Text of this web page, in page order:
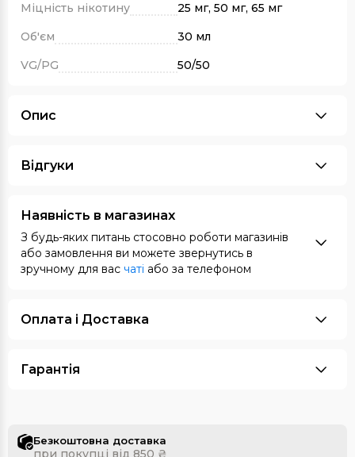
Міцність нікотину
25 мг, 50 мг, 65 мг
Об'єм
30 мл
VG/PG
50/50
Опис
Відгуки
Наявність в магазинах
З будь-яких питань стосовно роботи магазинів
або замовлення ви можете звернутись в
зручному для вас чаті або за телефоном
Оплата i Доставка
Гарантія
Безкоштовна доставка
при покупці від 850 ₴